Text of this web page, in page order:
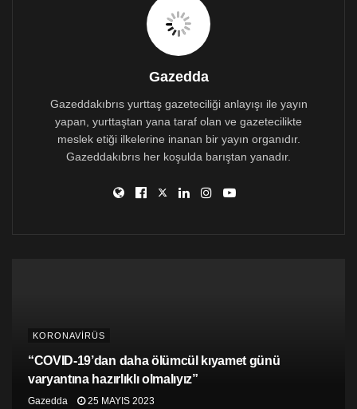
Konstantinos Deltas ayrıca, çalışmanın koronavirüs
enfeksiyonundan üç ay sonra oluşturulan antikorların
keskin bir şekilde azaldığı ve bu nedenle aşı yapılması
gerektiği sonucuna vardığını söyledi.
Gazedda
Gazeddakıbrıs yurttaş gazeteciliği anlayışı ile yayın
yapan, yurttaştan yana taraf olan ve gazetecilikte
meslek etiği ilkelerine inanan bir yayın organıdır.
Gazeddakıbrıs her koşulda barıştan yanadır.
KORONAVİRÜS
“COVID-19’dan daha ölümcül kıyamet günü
varyantına hazırlıklı olmalıyız”
Gazedda 25 MAYIS 2023